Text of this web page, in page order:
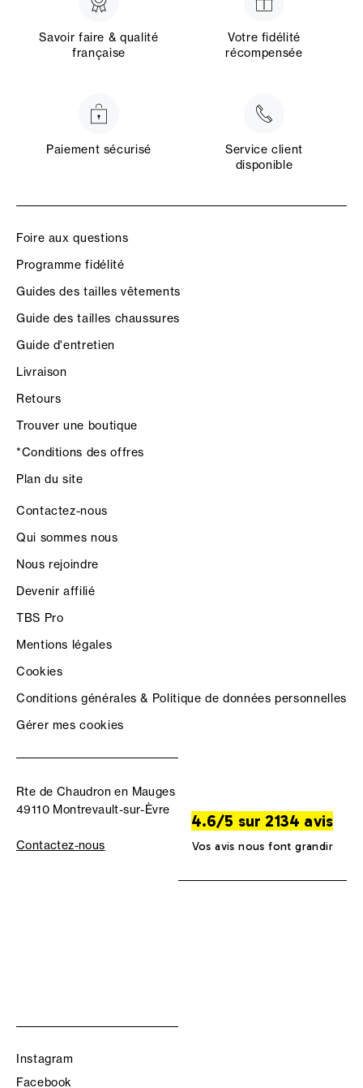
Savoir faire & qualité
française
Votre fidélité
récompensée
Paiement sécurisé
Service client
disponible
Foire aux questions
Programme fidélité
Guides des tailles vêtements
Guide des tailles chaussures
Guide d'entretien
Livraison
Retours
Trouver une boutique
*Conditions des offres
Plan du site
Contactez-nous
Qui sommes nous
Nous rejoindre
Devenir affilié
TBS Pro
Mentions légales
Cookies
Conditions générales & Politique de données personnelles
Gérer mes cookies
Rte de Chaudron en Mauges
49110 Montrevault-sur-Èvre
Contactez-nous
4.6/5 sur 2134 avis
Vos avis nous font grandir
Instagram
Facebook